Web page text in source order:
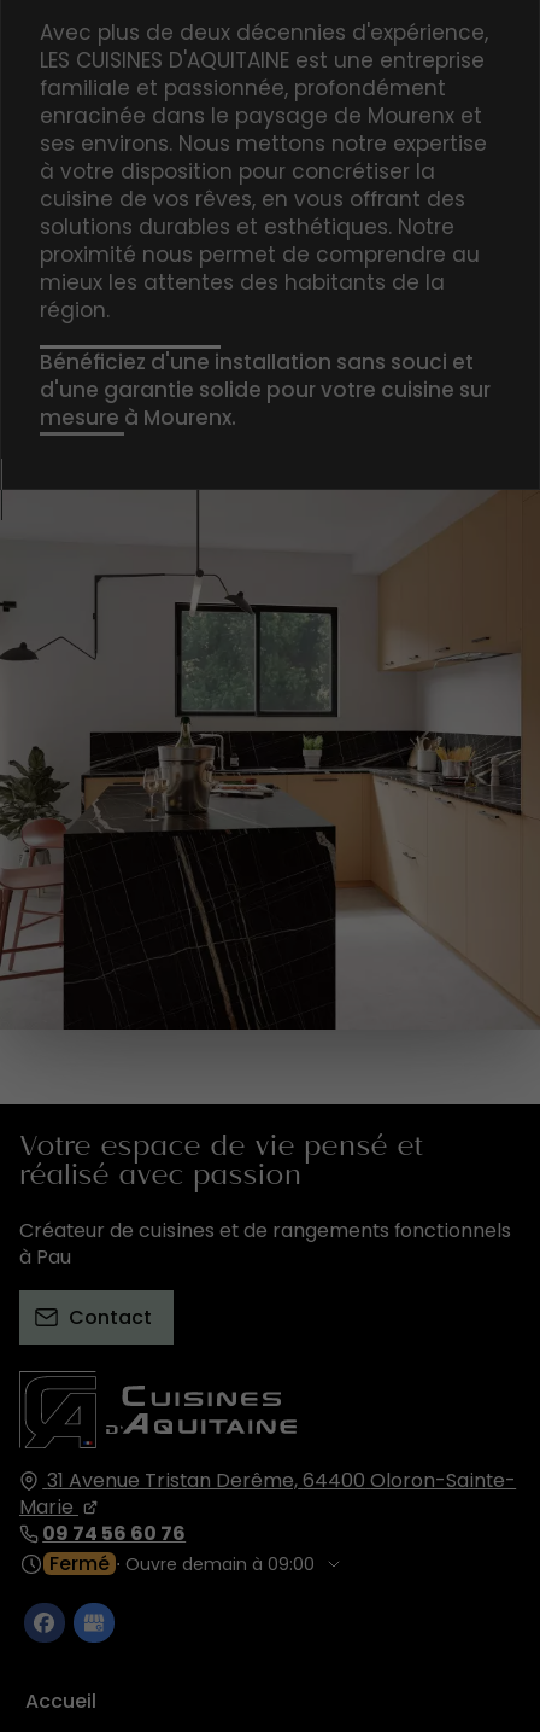
Avec plus de deux décennies d'expérience,
LES CUISINES D'AQUITAINE est une entreprise
familiale et passionnée, profondément
enracinée dans le paysage de Mourenx et
ses environs. Nous mettons notre expertise
à votre disposition pour concrétiser la
cuisine de vos rêves, en vous offrant des
solutions durables et esthétiques. Notre
proximité nous permet de comprendre au
mieux les attentes des habitants de la
région.
Bénéficiez d'une installation sans souci et
d'une garantie solide pour votre cuisine sur
mesure à Mourenx.
31 Avenue Tristan Derême,64400 Oloron-Sainte-
Marie
09 74 56 60 76
Fermé ⋅ Ouvre demain à 09:00
Accueil
Votre espace de vie pensé et
réalisé avec passion
Créateur de cuisines et de rangements fonctionnels
à Pau
Contact